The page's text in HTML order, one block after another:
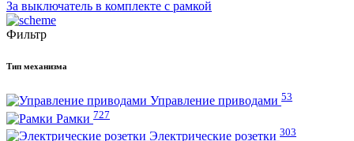
За выключатель в комплекте с рамкой
Фильтр
Тип механизма
Управление приводами 53
Рамки 727
Электрические розетки 303